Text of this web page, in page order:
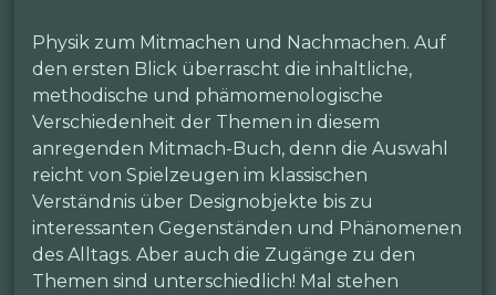
Physik zum Mitmachen und Nachmachen. Auf
den ersten Blick überrascht die inhaltliche,
methodische und phämomenologische
Verschiedenheit der Themen in diesem
anregenden Mitmach-Buch, denn die Auswahl
reicht von Spielzeugen im klassischen
Verständnis über Designobjekte bis zu
interessanten Gegenständen und Phänomenen
des Alltags. Aber auch die Zugänge zu den
Themen sind unterschiedlich! Mal stehen